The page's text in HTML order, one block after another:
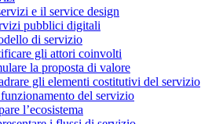
e il service design
pubblici digitali
di servizio
gli attori coinvolti
la proposta di valore
gli elementi costitutivi del servizio
del servizio
l’ecosistema